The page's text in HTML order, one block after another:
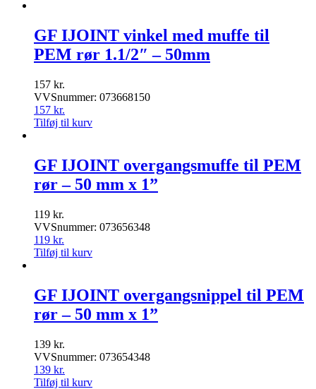
GF IJOINT vinkel med muffe til
PEM rør 1.1/2″ – 50mm
157 kr.
VVSnummer: 073668150
157 kr.
Tilføj til kurv
GF IJOINT overgangsmuffe til PEM
rør – 50 mm x 1”
119 kr.
VVSnummer: 073656348
119 kr.
Tilføj til kurv
GF IJOINT overgangsnippel til PEM
rør – 50 mm x 1”
139 kr.
VVSnummer: 073654348
139 kr.
Tilføj til kurv